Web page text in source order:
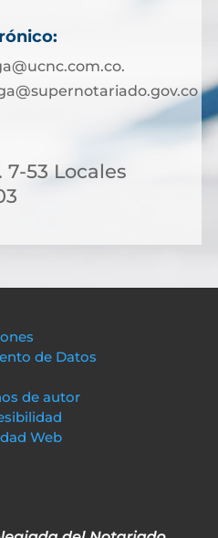
7-53 Locales
de Datos
de autor
Web